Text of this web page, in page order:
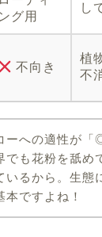
ング用
し
不向き
植
不
ーへの適性が
でも花粉を舐め
いるから。生態
本ですよね！